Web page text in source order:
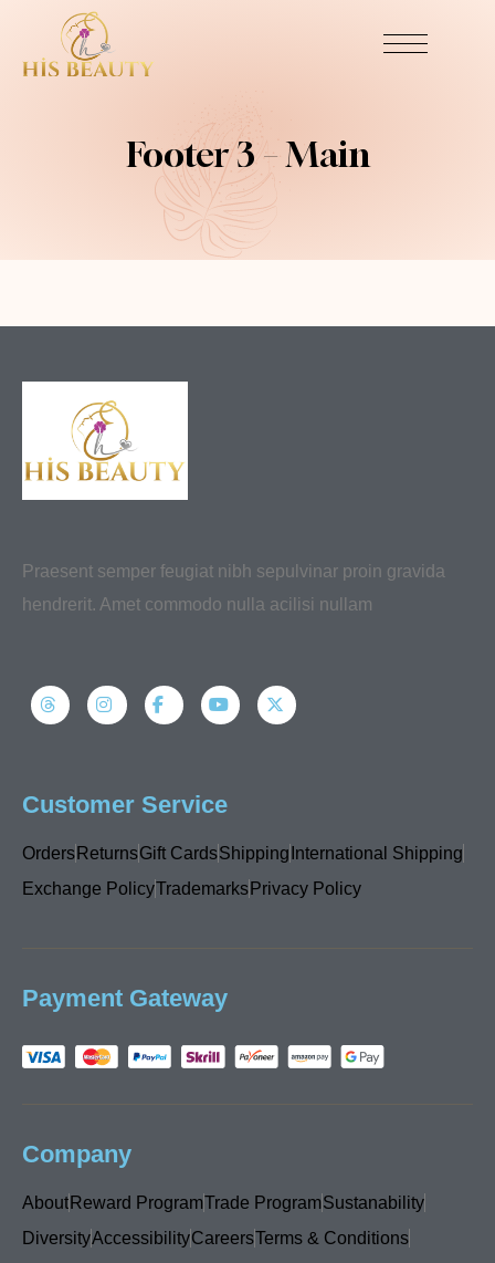
Footer 3 – Main
Praesent semper feugiat nibh sepulvinar proin gravida
hendrerit. Amet commodo nulla acilisi nullam
Customer Service
Orders ReturnsGift CardsShipping International Shipping
Exchange PolicyTrademarks Privacy Policy
Payment Gateway
Company
About Reward Program Trade ProgramSustanability
DiversityAccessibilityCareers Terms & Conditions